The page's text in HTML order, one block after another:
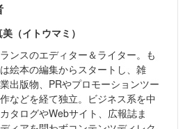
（イトウマミ）
ンスのエディター＆ライター。も
絵本の編集からスタートし、雑
出版物、PRやプロモーションツー
などを経て独立。ビジネス系を中
タログやWebサイト、広報誌ま